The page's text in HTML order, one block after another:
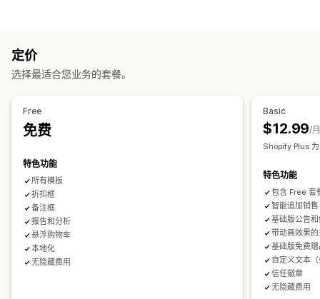
增销
免费赠品
结账自定义
跳到结账 多语言
购物车抽屉
自定义规则
运输保护
产品推荐
组合购买
分析
转化率 漏斗绩效
定价
选择最适合您业务的套餐。
Free
免费
特色功能
所有模板
折扣框
备注框
报告和分析
悬浮购物车
本地化
无隐藏费用
Basic
$12.99/
Shopify Plus
特色功能
包含 Free 套
智能追加销
基础版公告
带动画效果
基础版免费
自定义文本
信任徽章
无隐藏费用